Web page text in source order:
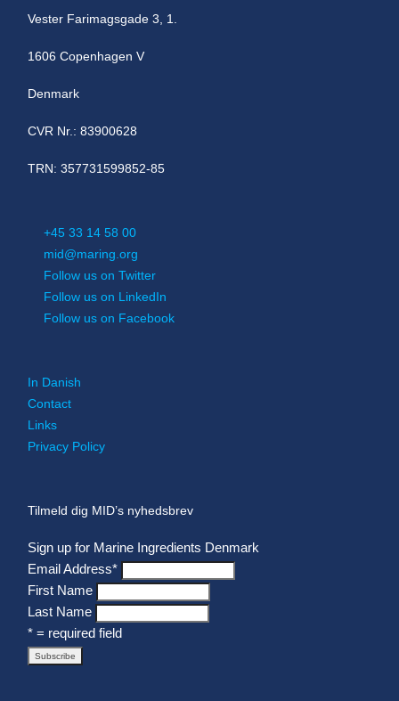
Vester Farimagsgade 3, 1.
1606 Copenhagen V
Denmark
CVR Nr.: 83900628
TRN: 357731599852-85
+45 33 14 58 00
mid@maring.org
Follow us on Twitter
Follow us on LinkedIn
Follow us on Facebook
In Danish
Contact
Links
Privacy Policy
Tilmeld dig MID’s nyhedsbrev
Sign up for Marine Ingredients Denmark
Email Address*
First Name
Last Name
* = required field